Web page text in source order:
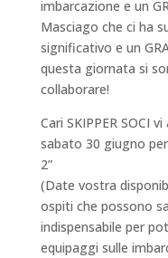
imbarcazione e un
Masciago che ci ha
significativo e un
questa giornata si
collaborare!
Cari SKIPPER SOCI
sabato 30 giugno
2”
(Date vostra
ospiti che possono
indispensabile per
equipaggi sulle